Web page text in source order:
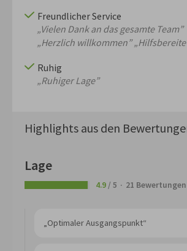
Freundlicher Service
„Vielen Dank an das gesamte Team”
„Herzlich willkommen”
Ruhig
„Ruhiger Lage”
Highlights aus den
Lage
4.9/ 5 21 Bewertungen
„Optimaler Ausgangspunkt“